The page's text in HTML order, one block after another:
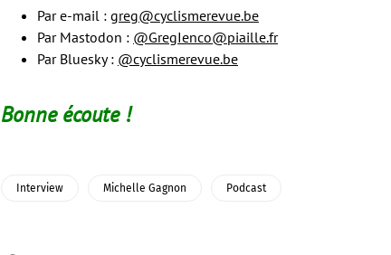
Par e-mail : greg@cyclismerevue.be
Par Mastodon : @GregIenco@piaille.fr
Par Bluesky : @cyclismerevue.be
Bonne écoute !
Interview Michelle Gagnon Podcast